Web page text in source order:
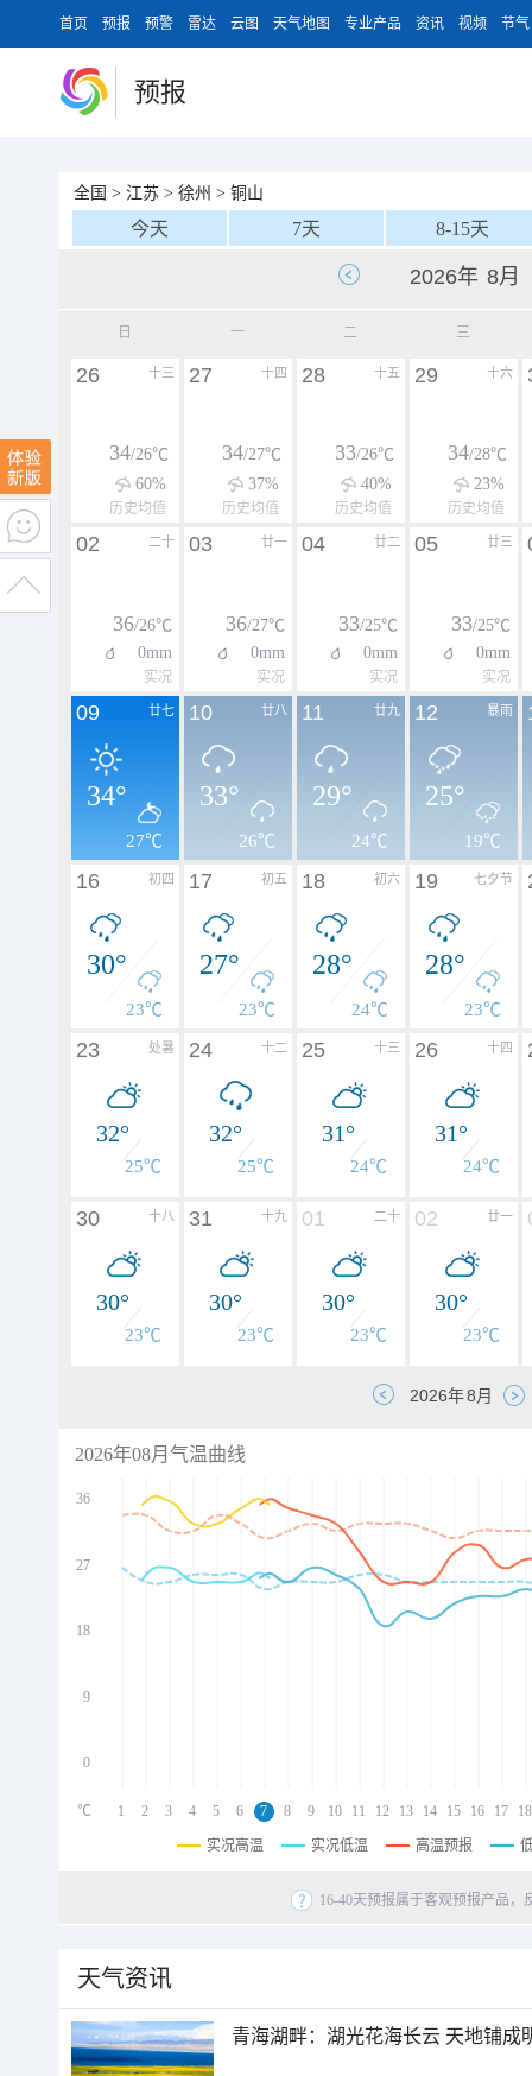
首页 预报 预警 雷达 云图 天气地图 专业产品 资讯 视频 节气
预报
全国 > 江苏 > 徐州 > 铜山
今天 7天 8-15天
日 一 二 三
十三
26
34/26℃
60%
历史均值
十四
27
34/27℃
37%
历史均值
十五
28
33/26℃
40%
历史均值
十六
29
34/28℃
23%
历史均值
二十
02
36/26℃
0mm
实况
廿一
03
36/27℃
0mm
实况
廿二
04
33/25℃
0mm
实况
廿三
05
33/25℃
0mm
实况
廿七
09
34°
27℃
廿八
10
33°
26℃
廿九
11
29°
24℃
暴雨
12
25°
19℃
初四
16
30°
23℃
初五
17
27°
23℃
初六
18
28°
24℃
七夕节
19
28°
23℃
处暑
23
32°
25℃
十二
24
32°
25℃
十三
25
31°
24℃
十四
26
31°
24℃
十八
30
30°
23℃
十九
31
30°
23℃
二十
01
30°
23℃
廿一
02
30°
23℃
2026年08月气温曲线
36
27
18
9
0
1 2 3 4 5 6 7 8 9 10 11 12 13 14 15 16 17 18
℃
实况高温 实况低温 高温预报
16-40天预报属于客观预报产品
天气资讯
青海湖畔：湖光花海长云 天地铺成